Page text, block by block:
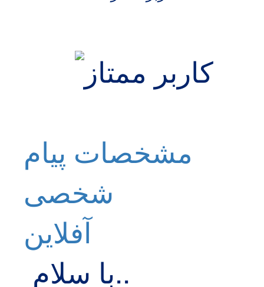
مشخصات پیام
شخصی
آفلاين
با سلام..